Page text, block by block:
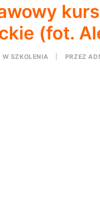
(fot.
W SZKOLENIA PRZEZ